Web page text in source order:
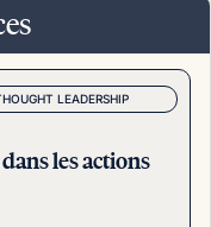
LEADERSHIP
les actions